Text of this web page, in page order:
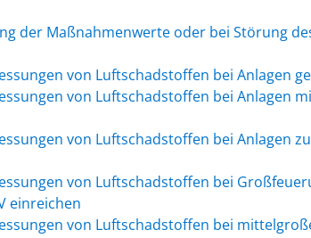
der Maßnahmenwerte oder bei Störung
von Luftschadstoffen bei Anlagen
von Luftschadstoffen bei Anlagen
von Luftschadstoffen bei Anlagen
von Luftschadstoffen bei
einreichen
von Luftschadstoffen bei